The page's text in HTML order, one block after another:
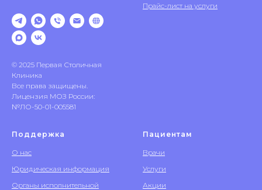
© 2025 Первая Столичная
Клиника
Все права защищены.
Лицензия МОЗ России:
№ЛО-50-01-005581
Прайс-лист на услуги
Поддержка
О нас
Юридическая информация
Органы исполнительной
Пациентам
Врачи
Услуги
Акции